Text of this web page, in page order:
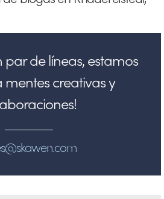
par de líneas, estamos
creativas y